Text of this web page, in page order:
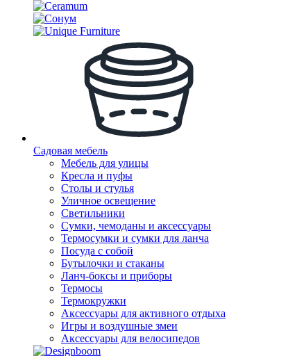
Садовая мебель
Мебель для улицы
Кресла и пуфы
Столы и стулья
Уличное освещение
Светильники
Сумки, чемоданы и аксессуары
Термосумки и сумки для ланча
Посуда с собой
Бутылочки и стаканы
Ланч-боксы и приборы
Термосы
Термокружки
Аксессуары для активного отдыха
Игры и воздушные змеи
Аксессуары для велосипедов